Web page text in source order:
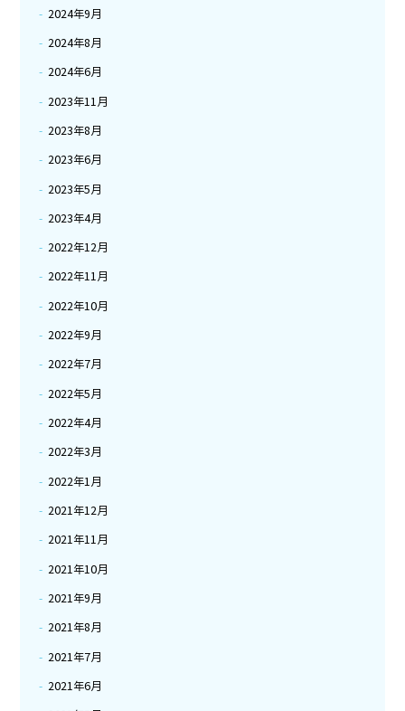
2024年9月
2024年8月
2024年6月
2023年11月
2023年8月
2023年6月
2023年5月
2023年4月
2022年12月
2022年11月
2022年10月
2022年9月
2022年7月
2022年5月
2022年4月
2022年3月
2022年1月
2021年12月
2021年11月
2021年10月
2021年9月
2021年8月
2021年7月
2021年6月